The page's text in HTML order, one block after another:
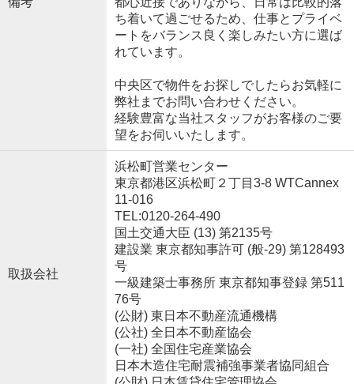
ち着いて過ごせるため、仕事とプライベ
ートをバランス良く楽しみたい方に選ば
れています。
中央区で物件をお探しでしたらお気軽に
弊社までお問い合わせください。
経験豊富な当社スタッフがお客様のご要
望をお伺いいたします。
取扱会社
浜松町営業センター
東京都港区浜松町２丁目3-8 WTCannex
11-016
TEL:0120-264-490
国土交通大臣 (13) 第2135号
建設業 東京都知事許可 (般-29) 第128493
号
一級建築士事務所 東京都知事登録 第511
76号
(公財) 東日本不動産流通機構
(公社) 全日本不動産協会
(一社) 全国住宅産業協会
日本木造住宅耐震補強事業者協同組合